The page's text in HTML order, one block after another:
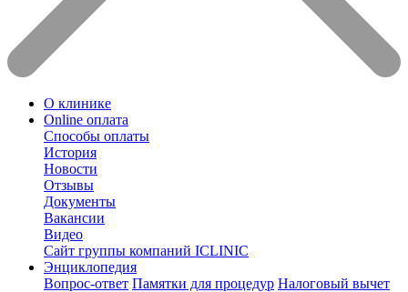
О клинике
Online оплата
Способы оплаты
История
Новости
Отзывы
Документы
Вакансии
Видео
Сайт группы компаний ICLINIC
Энциклопедия
Вопрос-ответ Памятки для процедур Налоговый вычет